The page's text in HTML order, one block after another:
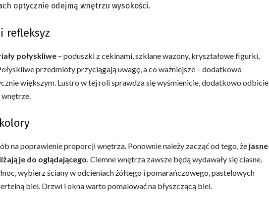
optycznie odejmą wnętrzu wysokości.
refleksyz
połyskliwe – poduszki z cekinami, szklane wazony, kryształowe figurki,
przedmioty przyciągają uwagę, a co ważniejsze – dodatkowo
większym. Lustro w tej roli sprawdza się wyśmienicie, dodatkowo odbicie
na poprawienie proporcji wnętrza. Ponownie należy zacząć od tego, że jasne
je do oglądającego. Ciemne wnętrza zawsze będą wydawały się ciasne.
wybierz ściany w odcieniach żółtego i pomarańczowego, pastelowych
biel. Drzwi i okna warto pomalować na błyszczącą biel.